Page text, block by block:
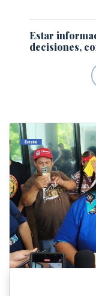
Estar
decisiones,